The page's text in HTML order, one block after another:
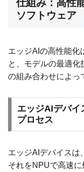
仕組み：高性
ソフトウェア
エッジAIの高性能化
と、モデルの最適化
の組み合わせによっ
エッジAIデバイ
プロセス
エッジAIデバイスは
それをNPUで高速